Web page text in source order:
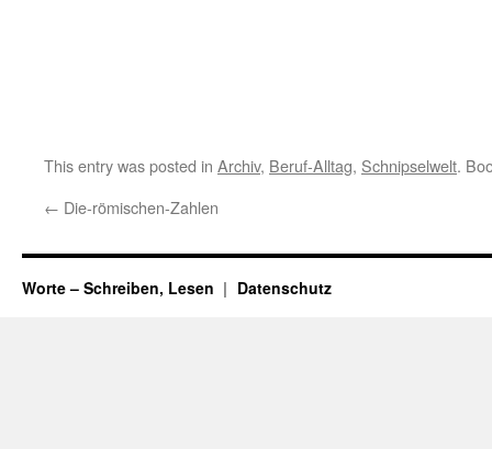
This entry was posted in Archiv, Beruf-Alltag, Schnipselwelt.
← Die-römischen-Zahlen
Worte – Schreiben, Lesen Datenschutz